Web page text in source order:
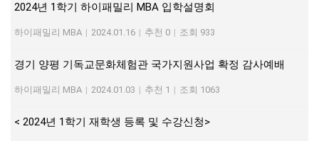
2024년 1학기 하이패밀리 MBA 입학설명회
하이패밀리 MBA | 2024.01.16 | 추천 0 | 조회 933
경기 양평 기독교문화체험관 국가지원사업 확정 감사예배
하이패밀리 MBA | 2024.01.03 | 추천 1 | 조회 1063
< 2024년 1학기 재학생 등록 및 수강신청>